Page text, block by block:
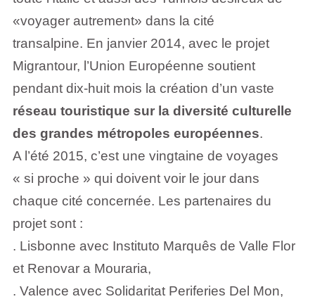
«voyager autrement» dans la cité
transalpine. En janvier 2014, avec le projet
Migrantour, l’Union Européenne soutient
pendant dix-huit mois la création d’un vaste
réseau touristique sur la diversité culturelle
des grandes métropoles européennes.
A l’été 2015, c’est une vingtaine de voyages
« si proche » qui doivent voir le jour dans
chaque cité concernée. Les partenaires du
projet sont :
. Lisbonne avec Instituto Marquês de Valle Flor
et Renovar a Mouraria,
. Valence avec Solidaritat Periferies Del Mon,